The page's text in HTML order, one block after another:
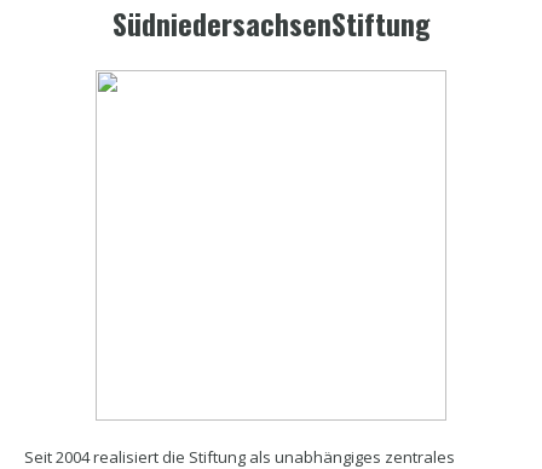
SüdniedersachsenStiftung
Seit 2004 realisiert die Stiftung als unabhängiges zentrales